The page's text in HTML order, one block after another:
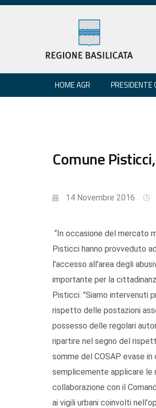
HOME AGR PRESIDENTE
Comune
14 Novembre 2016
“In occasione del mercato
Pisticci hanno provveduto
l'accesso all'area degli
importante per la
Pisticci. "Siamo intervenuti
rispetto delle postazioni
possesso delle regolari
ripartire nel segno del
somme del COSAP evase
semplicemente applicare
collaborazione con il
ai vigili urbani coinvolti